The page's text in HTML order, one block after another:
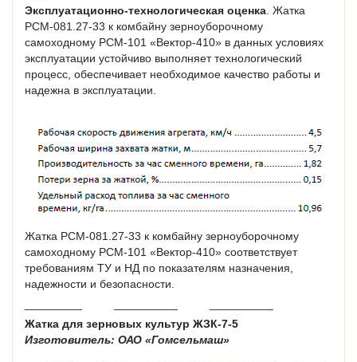
Эксплуатационно-технологическая оценка . Жатка
РСМ-081.27-33 к ком­байну зерноуборочному
самоходному РСМ-101 «Вектор-410» в данных усло­виях
эксплуатации устойчиво выполняет технологический
процесс, обеспе­чивает необходимое качество работы и
надежна в эксплуатации.
Жатка РСМ-081.27-33 к комбайну зерноуборочному
самоходному РСМ-101 «Вектор-410» соответствует
требованиям ТУ и НД по показателям назначе­ния,
надежности и безопасности.
Жатка для зерновых культур ЖЗК-7-5
Изготовитель: ОАО «Гомсельмаш»